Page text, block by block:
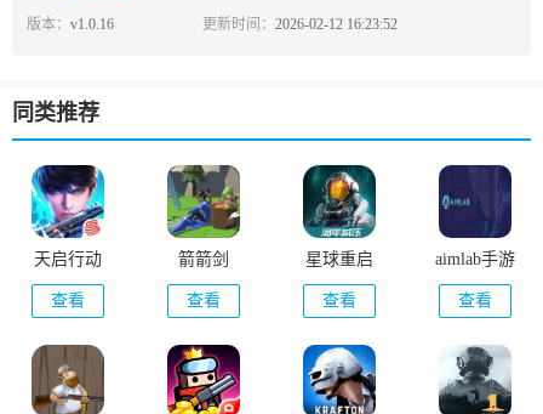
版本： v1.0.16 更新时间：2026-02-12 16:23:52
同类推荐
天启行动
查看
箭箭剑
查看
星球重启
查看
aimlab手游
查看